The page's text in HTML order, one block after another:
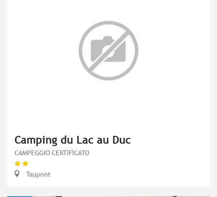
Camping du Lac au Duc
CAMPEGGIO CERTIFICATO
Taupont